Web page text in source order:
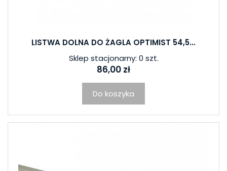
LISTWA DOLNA DO ŻAGLA OPTIMIST 54,5...
Sklep stacjonarny: 0 szt.
86,00 zł
Do koszyka